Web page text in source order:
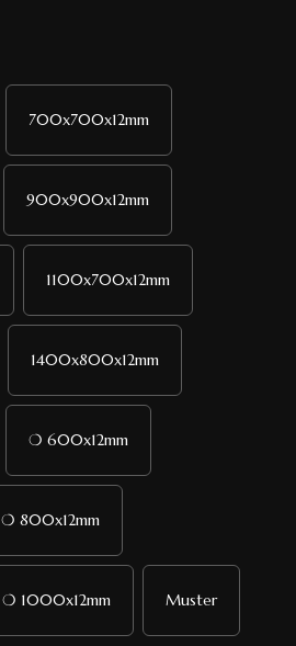
700x700x12mm
900x900x12mm
1100x700x12mm
1400x800x12mm
❍ 600x12mm
❍ 800x12mm
❍ 1000x12mm Muster